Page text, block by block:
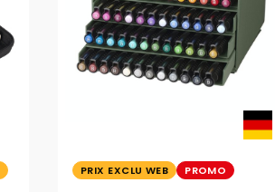
PRIX EXCLU WEB PROMO